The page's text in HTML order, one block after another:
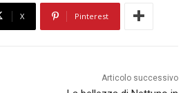
X Pinterest
Articolo successivo